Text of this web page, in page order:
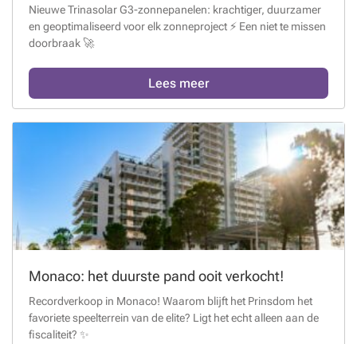
Nieuwe Trinasolar G3-zonnepanelen: krachtiger, duurzamer
en geoptimaliseerd voor elk zonneproject ⚡ Een niet te missen
doorbraak 🚀
Lees meer
Monaco: het duurste pand ooit verkocht!
Recordverkoop in Monaco! Waarom blijft het Prinsdom het
favoriete speelterrein van de elite? Ligt het echt alleen aan de
fiscaliteit? ✨